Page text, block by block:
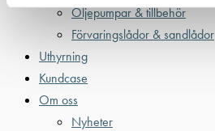
Oljepumpar & tillbehör
Förvaringslådor & sandlådor
Uthyrning
Kundcase
Om oss
Nyheter